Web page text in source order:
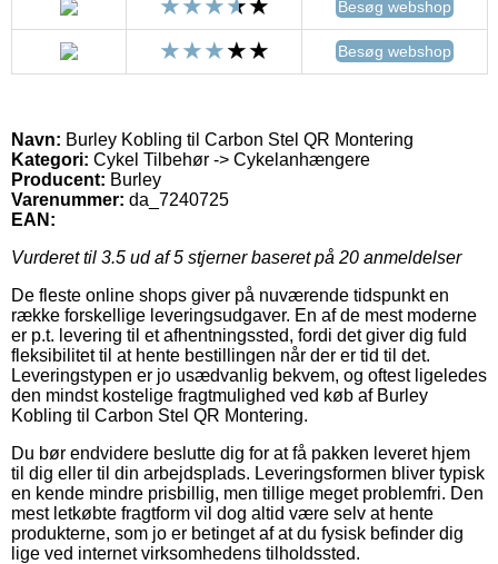
Besøg webshop
Besøg webshop
Navn: Burley Kobling til Carbon Stel QR Montering
Kategori: Cykel Tilbehør -> Cykelanhængere
Producent: Burley
Varenummer: da_7240725
EAN:
Vurderet til 3.5 ud af 5 stjerner baseret på 20 anmeldelser
De fleste online shops giver på nuværende tidspunkt en
række forskellige leveringsudgaver. En af de mest moderne
er p.t. levering til et afhentningssted, fordi det giver dig fuld
fleksibilitet til at hente bestillingen når der er tid til det.
Leveringstypen er jo usædvanlig bekvem, og oftest ligeledes
den mindst kostelige fragtmulighed ved køb af Burley
Kobling til Carbon Stel QR Montering.
Du bør endvidere beslutte dig for at få pakken leveret hjem
til dig eller til din arbejdsplads. Leveringsformen bliver typisk
en kende mindre prisbillig, men tillige meget problemfri. Den
mest letkøbte fragtform vil dog altid være selv at hente
produkterne, som jo er betinget af at du fysisk befinder dig
lige ved internet virksomhedens tilholdssted.